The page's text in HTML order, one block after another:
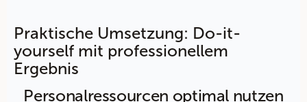
Praktische Umsetzung: Do-it-
yourself mit professionellem
Ergebnis
Personalressourcen optimal nutzen